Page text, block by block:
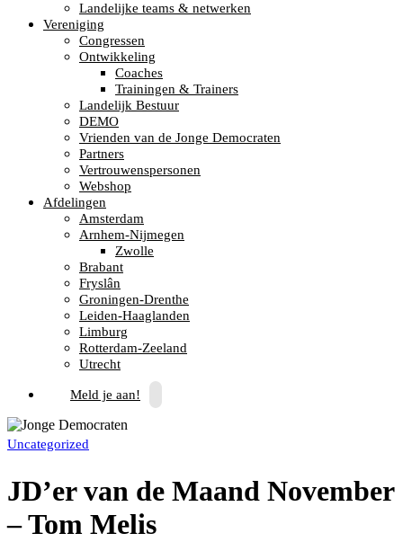
Landelijke teams & netwerken
Vereniging
Congressen
Ontwikkeling
Coaches
Trainingen & Trainers
Landelijk Bestuur
DEMO
Vrienden van de Jonge Democraten
Partners
Vertrouwenspersonen
Webshop
Afdelingen
Amsterdam
Arnhem-Nijmegen
Zwolle
Brabant
Fryslân
Groningen-Drenthe
Leiden-Haaglanden
Limburg
Rotterdam-Zeeland
Utrecht
Meld je aan!
Uncategorized
JD’er van de Maand November
– Tom Melis